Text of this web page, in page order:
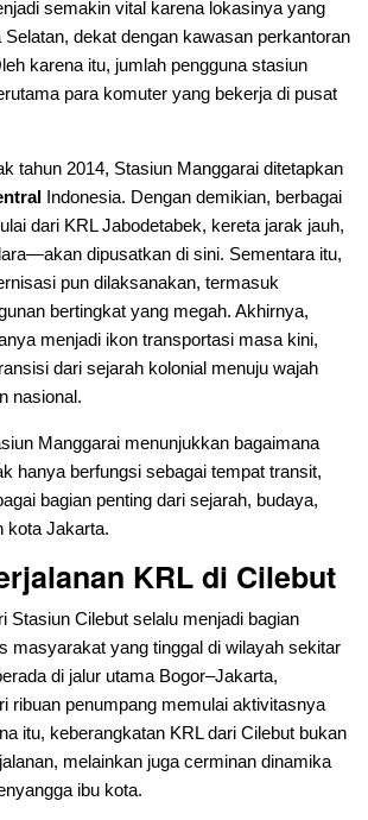
semakin vital karena lokasinya yang
dekat dengan kawasan perkantoran
karena itu, jumlah pengguna stasiun
para komuter yang bekerja di pusat
tahun 2014, Stasiun Manggarai ditetapkan
Indonesia. Dengan demikian, berbagai
dari KRL Jabodetabek, kereta jarak jauh,
dipusatkan di sini. Sementara itu,
pun dilaksanakan, termasuk
bertingkat yang megah. Akhirnya,
menjadi ikon transportasi masa kini,
dari sejarah kolonial menuju wajah
nasional.
Manggarai menunjukkan bagaimana
hanya berfungsi sebagai tempat transit,
bagian penting dari sejarah, budaya,
kota Jakarta.
KRL di Cilebut
Stasiun Cilebut selalu menjadi bagian
masyarakat yang tinggal di wilayah sekitar
di jalur utama Bogor–Jakarta,
ribuan penumpang memulai aktivitasnya
itu, keberangkatan KRL dari Cilebut bukan
melainkan juga cerminan dinamika
ibu kota.